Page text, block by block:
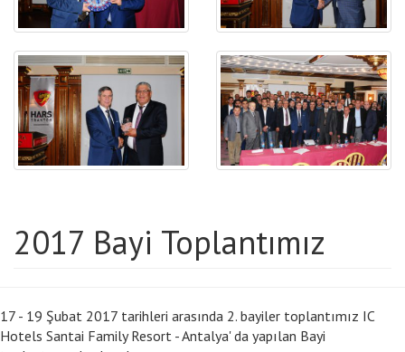
2017 Bayi Toplantımız
17 - 19 Şubat 2017 tarihleri arasında 2. bayiler toplantımız IC
Hotels Santai Family Resort - Antalya' da yapılan Bayi